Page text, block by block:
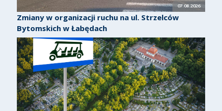
07.08.2026
Zmiany w organizacji ruchu na ul. Strzelców
Bytomskich w Łabędach